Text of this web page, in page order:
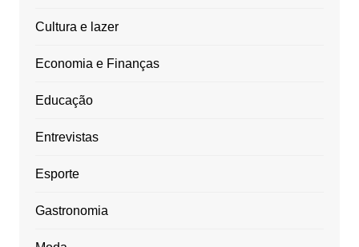
Cultura e lazer
Economia e Finanças
Educação
Entrevistas
Esporte
Gastronomia